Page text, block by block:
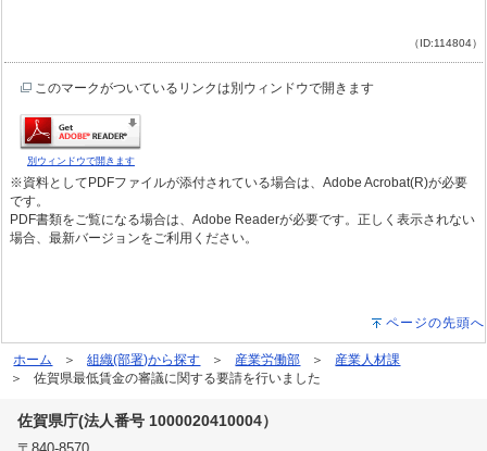
（ID:114804）
このマークがついているリンクは別ウィンドウで開きます
別ウィンドウで開きます
※資料としてPDFファイルが添付されている場合は、Adobe Acrobat(R)が必要
です。
PDF書類をご覧になる場合は、Adobe Readerが必要です。正しく表示されない
場合、最新バージョンをご利用ください。
ページの先頭へ
ホーム 組織(部署)から探す 産業労働部
産業人材課
佐賀県最低賃金の審議に関する要請を行いました
佐賀県庁(法人番号 1000020410004）